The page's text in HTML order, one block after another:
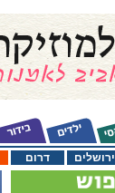
דרום ירושלים